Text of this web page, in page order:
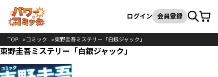
検索
ログイン 会員登録カート
TOP コミック 東野圭吾ミステリー「白銀ジャック」
東野圭吾ミステリー「白銀ジャック」